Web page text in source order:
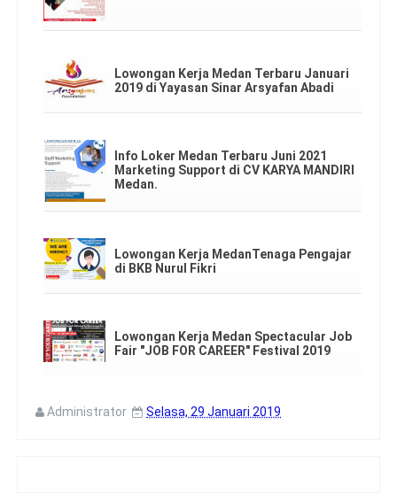
Lowongan Kerja Medan Terbaru Januari
2019 di Yayasan Sinar Arsyafan Abadi
Info Loker Medan Terbaru Juni 2021
Marketing Support di CV KARYA MANDIRI
Medan.
Lowongan Kerja MedanTenaga Pengajar
di BKB Nurul Fikri
Lowongan Kerja Medan Spectacular Job
Fair "JOB FOR CAREER" Festival 2019
Administrator Selasa, 29 Januari 2019